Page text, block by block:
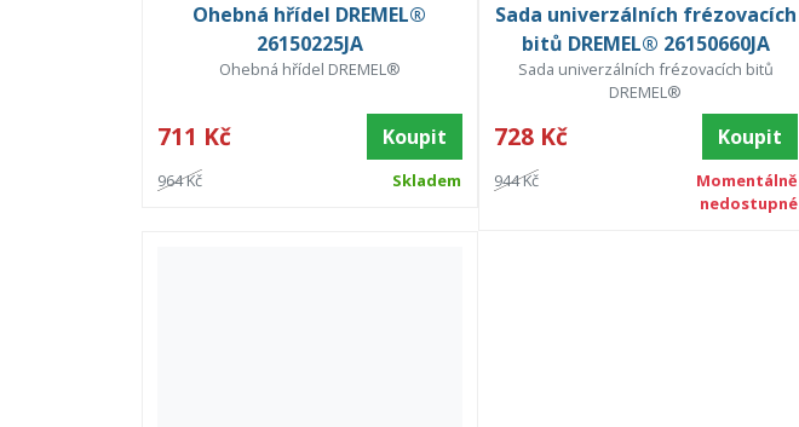
Ohebná hřídel DREMEL®
26150225JA
Ohebná hřídel DREMEL®
711 Kč Koupit
964 Kč Skladem
Sada univerzálních frézovacích
bitů DREMEL® 26150660JA
Sada univerzálních frézovacích bitů
DREMEL®
728 Kč Koupit
944 Kč
Momentálně
nedostupné